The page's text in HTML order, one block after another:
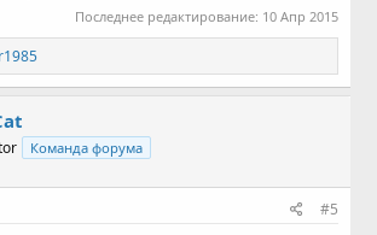
Последнее редактирование: 10 Апр 2015
Команда форума
#5